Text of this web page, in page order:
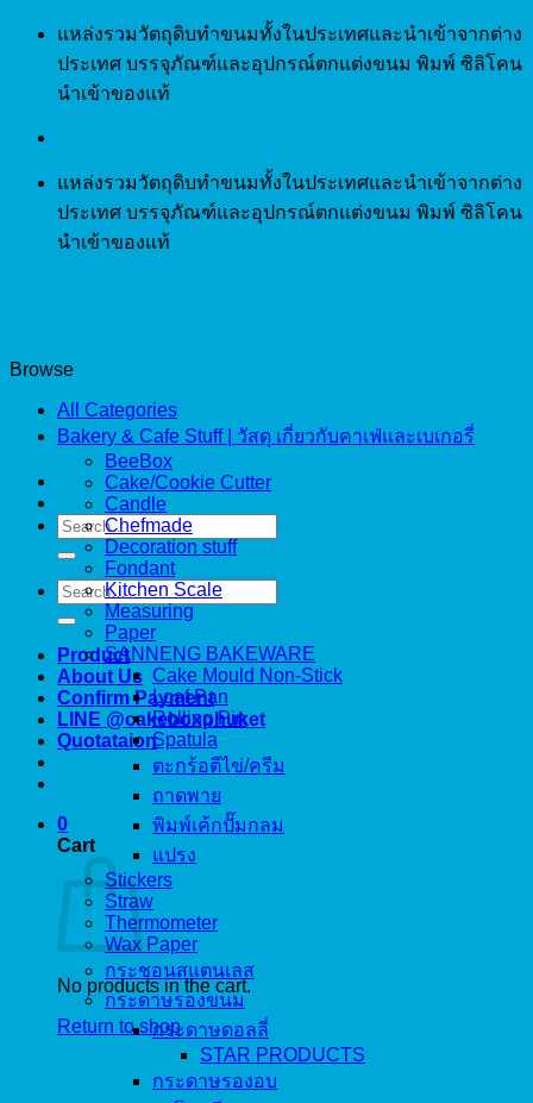
Skip
content
แหล่งรวมวัตถุดิบทำขนมทั้งในประเทศและนำเข้าจากต่าง
ประเทศ บรรจุภัณฑ์และอุปกรณ์ตกแต่งขนม พิมพ์ ซิลิโคน
นำเข้าของแท้
แหล่งรวมวัตถุดิบทำขนมทั้งในประเทศและนำเข้าจากต่าง
ประเทศ บรรจุภัณฑ์และอุปกรณ์ตกแต่งขนม พิมพ์ ซิลิโคน
นำเข้าของแท้
Search
for:
Search
for:
Product
About Us
Confirm Payment
LINE @cakeboxphuket
Quotataion
0
Cart
No products in the cart.
Return to shop
Browse
All Categories
Bakery & Cafe Stuff | วัสดุ เกี่ยวกับคาเฟ่และเบเกอรี่
BeeBox
Cake/Cookie Cutter
Candle
Chefmade
Decoration stuff
Fondant
Kitchen Scale
Measuring
Paper
SANNENG BAKEWARE
Cake Mould Non-Stick
Loaf Pan
Rolling Pin
Spatula
ตะกร้อตีไข่/ครีม
ถาดพาย
พิมพ์เค้กปั๊มกลม
แปรง
Stickers
Straw
Thermometer
Wax Paper
กระชอนสแตนเลส
กระดาษรองขนม
กระดาษดอลลี่
STAR PRODUCTS
กระดาษรองอบ